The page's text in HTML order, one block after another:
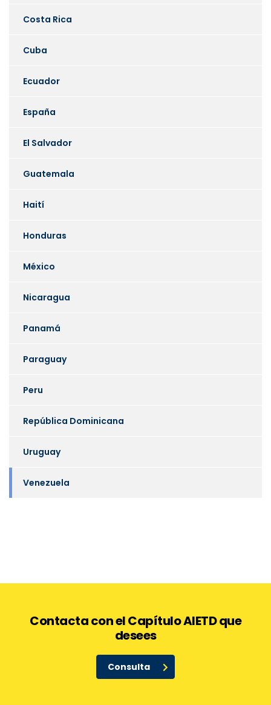
Costa Rica
Cuba
Ecuador
España
El Salvador
Guatemala
Haití
Honduras
México
Nicaragua
Panamá
Paraguay
Peru
República Dominicana
Uruguay
Venezuela
Contacta con el Capítulo AIETD que
desees
Consulta